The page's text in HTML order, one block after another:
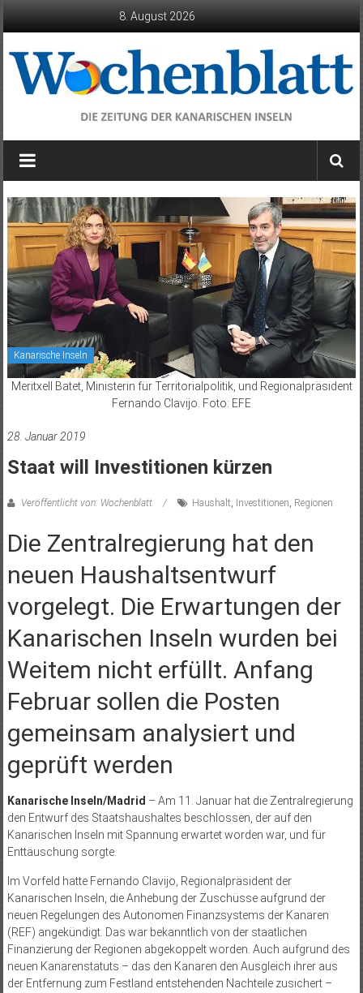
8. August 2026
Wochenblatt
die
der
Kanarischen
Inseln
Kanarische Inseln
Meritxell Batet, Ministerin für Territorialpolitik, und Regionalpräsident
Fernando Clavijo. Foto: EFE
28. Januar 2019
Staat will Investitionen kürzen
Veröffentlicht von: Wochenblatt Haushalt, Investitionen, Regionen
Die Zentralregierung hat den
neuen Haushaltsentwurf
vorgelegt. Die Erwartungen der
Kanarischen Inseln wurden bei
Weitem nicht erfüllt. Anfang
Februar sollen die Posten
gemeinsam analysiert und
geprüft werden
Kanarische Inseln/Madrid – Am 11. Januar hat die Zentralregierung
den Entwurf des Staatshaushaltes beschlossen, der auf den
Kanarischen Inseln mit Spannung erwartet worden war, und für
Enttäuschung sorgte.
Im Vorfeld hatte Fernando Clavijo, Regionalpräsident der
Kanarischen Inseln, die Anhebung der Zuschüsse aufgrund der
neuen Regelungen des Autonomen Finanzsystems der Kanaren
(REF) angekündigt. Das war bekanntlich von der staatlichen
Finanzierung der Regionen abgekoppelt worden. Auch aufgrund des
neuen Kanarenstatuts – das den Kanaren den Ausgleich ihrer aus
der Entfernung zum Festland entstehenden Nachteile zusichert –